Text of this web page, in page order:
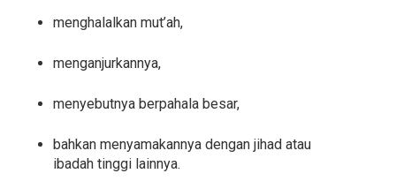
menghalalkan mut’ah,
menganjurkannya,
menyebutnya berpahala besar,
bahkan menyamakannya dengan jihad atau
ibadah tinggi lainnya.